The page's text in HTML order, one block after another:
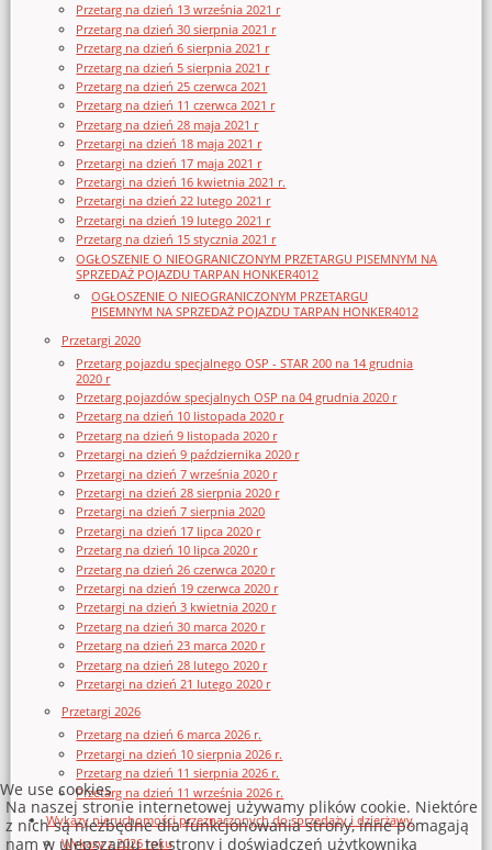
Przetarg na dzień 13 września 2021 r
Przetarg na dzień 30 sierpnia 2021 r
Przetarg na dzień 6 sierpnia 2021 r
Przetarg na dzień 5 sierpnia 2021 r
Przetarg na dzień 25 czerwca 2021
Przetarg na dzień 11 czerwca 2021 r
Przetarg na dzień 28 maja 2021 r
Przetargi na dzień 18 maja 2021 r
Przetargi na dzień 17 maja 2021 r
Przetargi na dzień 16 kwietnia 2021 r.
Przetargi na dzień 22 lutego 2021 r
Przetargi na dzień 19 lutego 2021 r
Przetarg na dzień 15 stycznia 2021 r
OGŁOSZENIE O NIEOGRANICZONYM PRZETARGU PISEMNYM NA
SPRZEDAŻ POJAZDU TARPAN HONKER4012
OGŁOSZENIE O NIEOGRANICZONYM PRZETARGU
PISEMNYM NA SPRZEDAŻ POJAZDU TARPAN HONKER4012
Przetargi 2020
Przetarg pojazdu specjalnego OSP - STAR 200 na 14 grudnia
2020 r
Przetarg pojazdów specjalnych OSP na 04 grudnia 2020 r
Przetarg na dzień 10 listopada 2020 r
Przetarg na dzień 9 listopada 2020 r
Przetargi na dzień 9 października 2020 r
Przetargi na dzień 7 września 2020 r
Przetargi na dzień 28 sierpnia 2020 r
Przetargi na dzień 7 sierpnia 2020
Przetargi na dzień 17 lipca 2020 r
Przetarg na dzień 10 lipca 2020 r
Przetarg na dzień 26 czerwca 2020 r
Przetargi na dzień 19 czerwca 2020 r
Przetargi na dzień 3 kwietnia 2020 r
Przetarg na dzień 30 marca 2020 r
Przetarg na dzień 23 marca 2020 r
Przetarg na dzień 28 lutego 2020 r
Przetargi na dzień 21 lutego 2020 r
Przetargi 2026
Przetarg na dzień 6 marca 2026 r.
Przetargi na dzień 10 sierpnia 2026 r.
Przetarg na dzień 11 sierpnia 2026 r.
Przetarg na dzień 11 września 2026 r.
Wykazy nieruchomości przeznaczonych do sprzedaży i dzierżawy
Wykazy z 2026 roku
We use cookies
Na naszej stronie internetowej używamy plików cookie. Niektóre
z nich są niezbędne dla funkcjonowania strony, inne pomagają
nam w ulepszaniu tej strony i doświadczeń użytkownika